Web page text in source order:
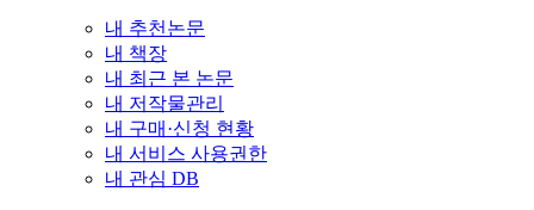
내 추천논문
내 책장
내 최근 본 논문
내 저작물관리
내 구매·신청 현황
내 서비스 사용권한
내 관심 DB